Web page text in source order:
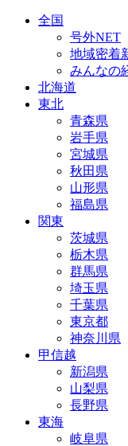
全国
号外NET
地域密着
みんなの
北海道
東北
青森県
岩手県
宮城県
秋田県
山形県
福島県
関東
茨城県
栃木県
群馬県
埼玉県
千葉県
東京都
神奈川県
甲信越
新潟県
山梨県
長野県
東海
岐阜県